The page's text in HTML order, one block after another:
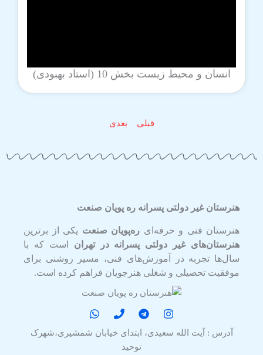
انسان و محیط زیست بخش 10 (استاد بهبودی)
قبلی بعدی
هنرستان غیر دولتی پسرانه ره پویان صنعت
هنرستان فنی و حرفه‌ای ره‌پویان صنعت یکی از برترین
هنرستان‌های غیر دولتی پسرانه در تهران است که با
سال‌ها تجربه در آموزش‌های فنی، مسیر روشنی برای
موفقیت تحصیلی و شغلی هنرجویان فراهم کرده است.
آدرس : آیت الله سعیدی، ابتدای خیابان شمشیری،شهرک
توحید